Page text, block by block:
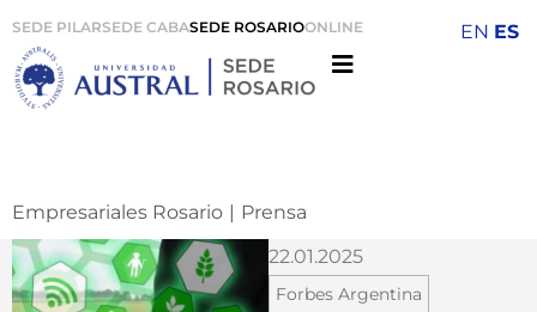
SEDE PILARSEDE CABASEDE ROSARIOONLINE
Empresariales Rosario | Prensa
22.01.2025
Forbes Argentina
EN ES